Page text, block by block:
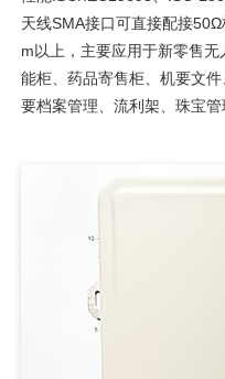
天线SMA接口可直接配接
m以上，主要应用于新零售
能柜、药品寄售柜、机要文
要档案管理、流利架、珠宝